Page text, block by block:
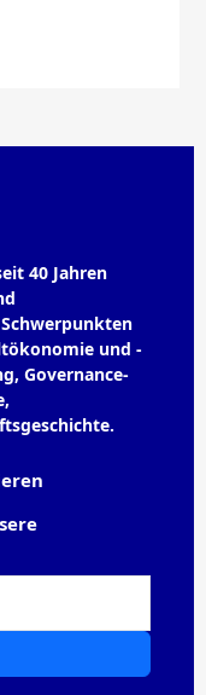
40 Jahren
und -
Governance-